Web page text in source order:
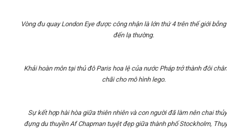
Vòng đu quay London Eye được công nhận là lớn thứ 4 trên thế giới
đến lạ thường.
Khải hoàn môn tại thủ đô Paris hoa lệ của nước Pháp trở thành đôi
chãi cho mô hình lego.
Sự kết hợp hài hòa giữa thiên nhiên và con người đã làm nên chai
đựng du thuyền Af Chapman tuyệt đẹp giữa thành phố Stockholm,